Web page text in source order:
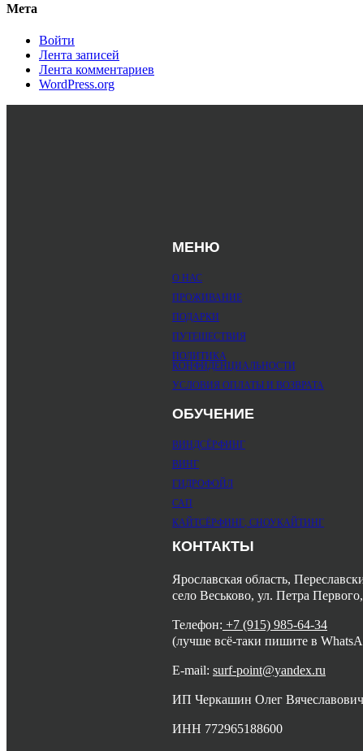
Мета
Войти
Лента записей
Лента комментариев
WordPress.org
МЕНЮ
О НАС
ПРОЖИВАНИЕ
ПОДАРКИ
ПУТЕШЕСТВИЯ
ПОЛИТИКА
КОНФИДЕНЦИАЛЬНОСТИ
УСЛОВИЯ ОПЛАТЫ И ВОЗВРАТА
ОБУЧЕНИЕ
ВИНДСЁРФИНГ
ВИНГ
ГИДРОФОЙЛ
САП
КАЙТСЁРФИНГ, СНОУКАЙТИНГ
КОНТАКТЫ
Ярославская область,
село Веськово, ул. Петра
Телефон: +7 (915) 985-64-34
(лучше всё-таки пишите в
E-mail: surf-point@yandex.ru
ИП Черкашин Олег Вячеславович
ИНН 772965188600